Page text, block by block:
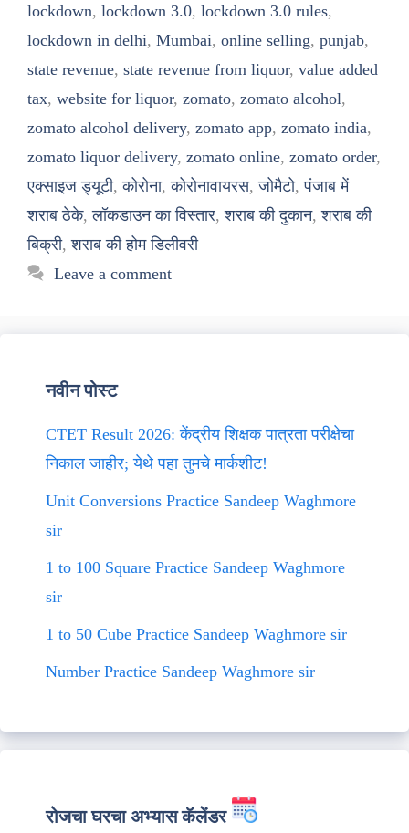
lockdown, lockdown 3.0, lockdown 3.0 rules,
lockdown in delhi, Mumbai, online selling, punjab,
state revenue, state revenue from liquor, value added
tax, website for liquor, zomato, zomato alcohol,
zomato alcohol delivery, zomato app, zomato india,
zomato liquor delivery, zomato online, zomato order,
एक्साइज ड्यूटी,कोरोना,कोरोनावायरस,जोमैटो,पंजाब में
शराब ठेके,लॉकडाउन का विस्तार,शराब की दुकान,शराब की
बिक्री,शराब की होम डिलीवरी
Leave a comment
नवीन पोस्ट
CTET Result 2026: केंद्रीय शिक्षक पात्रता परीक्षेचा
निकाल जाहीर; येथे पहा तुमचे मार्कशीट!
Unit Conversions Practice Sandeep Waghmore
sir
1 to 100 Square Practice Sandeep Waghmore
sir
1 to 50 Cube Practice Sandeep Waghmore sir
Number Practice Sandeep Waghmore sir
रोजचा घरचा अभ्यास कॅलेंडर